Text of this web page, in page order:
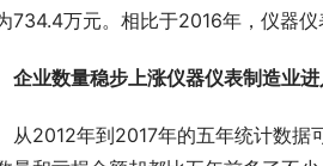
734.4万元。相比于2016年，仪器
企业数量稳步上涨仪器仪表制造业
2012年到2017年的五年统计数据可